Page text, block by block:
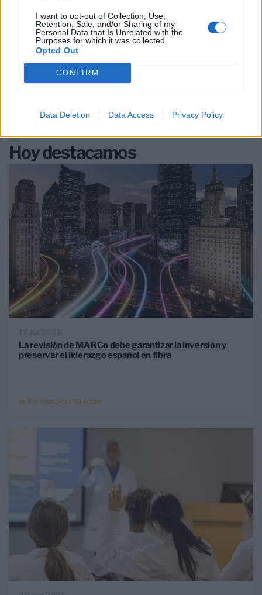
I want to opt-out of Collection, Use,
Retention, Sale, and/or Sharing of my
Personal Data that Is Unrelated with the
Purposes for which it was collected.
Opted Out
CONFIRM
Data Deletion Data Access Privacy Policy
Fuente: Tendencias del Dinero
ETIQUETAS
ANÁLISIS ESPAÑA INNOVACIÓN EMPRESARIAL
EMPRESAS
Hoy destacamos
La revisión de MARCo debe garantizar la inversión y
preservar el liderazgo español en fibra
RETOS MERCADO TELECOM